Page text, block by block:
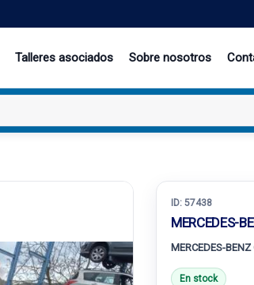
Talleres asociados Sobre nosotros
ID: 57438
MERCEDES-
MERCEDES-
En stock